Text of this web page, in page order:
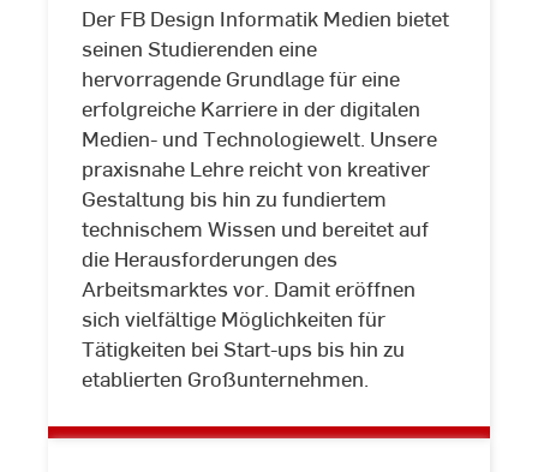
Der FB Design Informatik Medien bietet
seinen Studierenden eine
hervorragende Grundlage für eine
erfolgreiche Karriere in der digitalen
Medien- und Technologiewelt. Unsere
praxisnahe Lehre reicht von kreativer
Gestaltung bis hin zu fundiertem
technischem Wissen und bereitet auf
die Herausforderungen des
Arbeitsmarktes vor. Damit eröffnen
sich vielfältige Möglichkeiten für
Tätigkeiten bei Start-ups bis hin zu
etablierten Großunternehmen.
Fachbereich
Design
Informatik
Medien